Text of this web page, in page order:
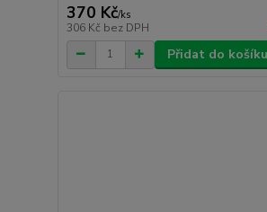
370 Kč/ks
306 Kč bez DPH
Přidat do košíku